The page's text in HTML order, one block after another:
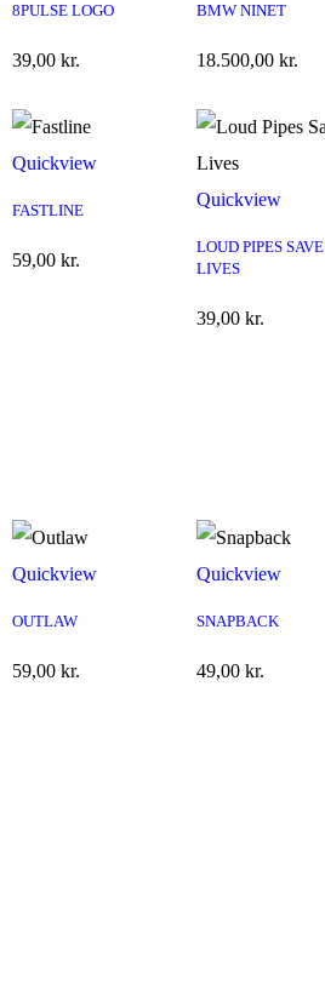
8PULSE LOGO
39,00 kr.
BMW NINET
18.500,00 kr.
Quickview
FASTLINE
59,00 kr.
Quickview
LOUD PIPES SAVE
LIVES
39,00 kr.
Quickview
OUTLAW
59,00 kr.
Quickview
SNAPBACK
49,00 kr.